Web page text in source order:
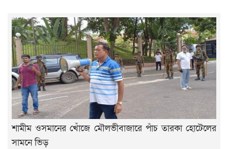
শামীম ওসমানের খোঁজে মৌলভীবাজারে পাঁচ তারকা হোটেলের
সামনে ভিড়